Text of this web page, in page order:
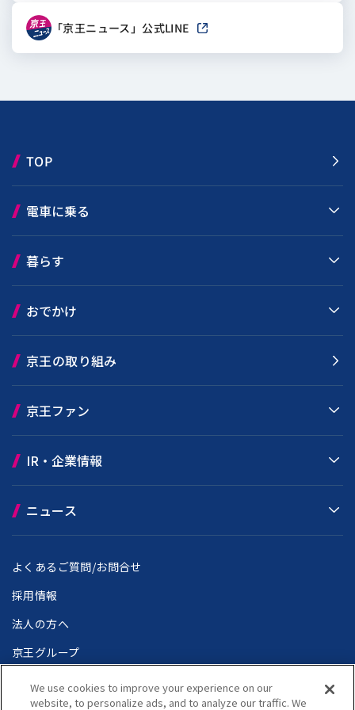
「京王ニュース」公式LINE 新しいウィンドウで開きます
TOP
電車に乗る
暮らす
おでかけ
京王の取り組み
京王ファン
IR・企業情報
ニュース
よくあるご質問/お問合せ
採用情報
法人の方へ
京王グループ
We use cookies to improve your experience on our
website, to personalize ads, and to analyze our traffic. We